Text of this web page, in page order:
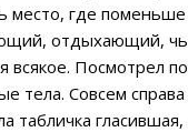
место, где
отдыхающий,
Посмотрел
тела. Совсем
табличка